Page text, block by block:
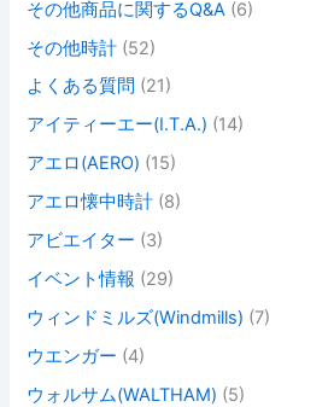
その他商品に関するQ&A (6)
その他時計 (52)
よくある質問 (21)
アイティーエー(I.T.A.) (14)
アエロ(AERO) (15)
アエロ懐中時計 (8)
アビエイター (3)
イベント情報 (29)
ウィンドミルズ(Windmills) (7)
ウエンガー (4)
ウォルサム(WALTHAM) (5)